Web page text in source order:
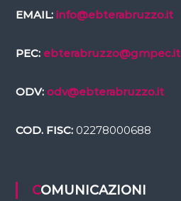
EMAIL: info@ebterabruzzo.it
PEC: ebterabruzzo@gmpec.it
ODV: odv@ebterabruzzo.it
COD. FISC:02278000688
COMUNICAZIONI